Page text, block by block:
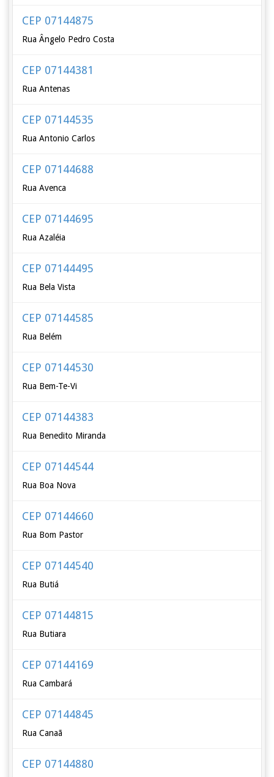
CEP 07144875
Rua Ângelo Pedro Costa
CEP 07144381
Rua Antenas
CEP 07144535
Rua Antonio Carlos
CEP 07144688
Rua Avenca
CEP 07144695
Rua Azaléia
CEP 07144495
Rua Bela Vista
CEP 07144585
Rua Belém
CEP 07144530
Rua Bem-Te-Vi
CEP 07144383
Rua Benedito Miranda
CEP 07144544
Rua Boa Nova
CEP 07144660
Rua Bom Pastor
CEP 07144540
Rua Butiá
CEP 07144815
Rua Butiara
CEP 07144169
Rua Cambará
CEP 07144845
Rua Canaã
CEP 07144880